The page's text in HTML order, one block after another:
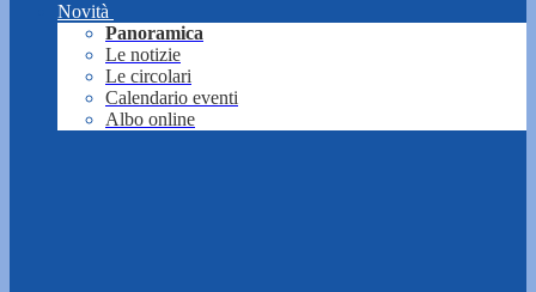
Novità
Panoramica
Le notizie
Le circolari
Calendario eventi
Albo online